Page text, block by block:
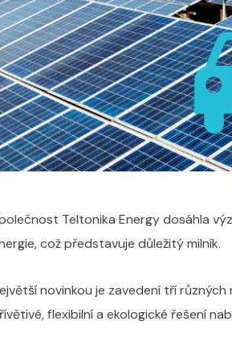
Teltonika Energy dosáhla
což představuje důležitý milník.
novinkou je zavedení tří
flexibilní a ekologické řešení